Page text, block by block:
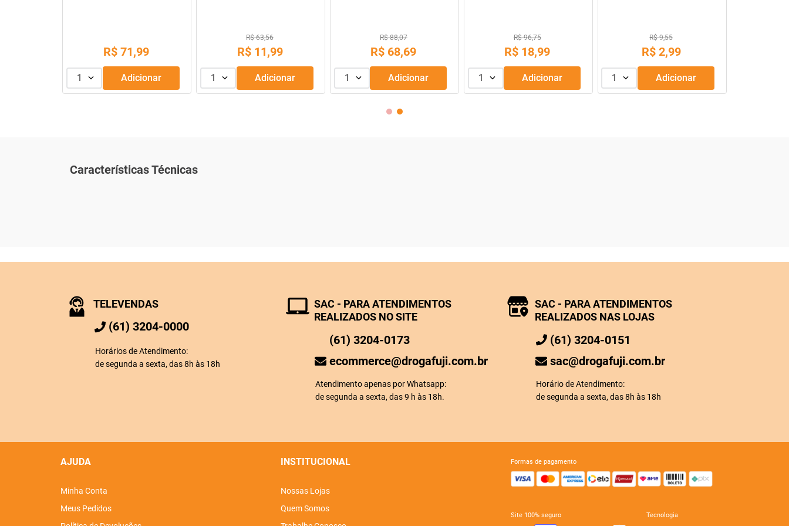
R$ 9,99
1 Adicionar
R$ 169,99
ou3x de R$ 56,66
1 Adicionar
R$ 43,99
R$ 39,99
1 Adicionar
R$ 39,90
1 Adicionar
R$ 30,88
R$ 13,99
1 Adicionar
Características Técnicas
TELEVENDAS
(61) 3204-0000
Horários de Atendimento:
de segunda a sexta, das 8h às 18h
SAC - PARA ATENDIMENTOS
REALIZADOS NO SITE
(61) 3204-0173
ecommerce@drogafuji.com.br
Atendimento apenas por Whatsapp:
de segunda a sexta, das 9 h às 18h.
SAC - PARA ATENDIMENTOS
REALIZADOS NAS LOJAS
(61) 3204-0151
sac@drogafuji.com.br
Horário de Atendimento:
de segunda a sexta, das 8h às 18h
AJUDA
Minha Conta
Meus Pedidos
INSTITUCIONAL
Nossas Lojas
Quem Somos
formas de pagamento
site 100% seguro tecnologia